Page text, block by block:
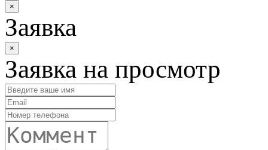
×
Заявка
×
Заявка на просмотр